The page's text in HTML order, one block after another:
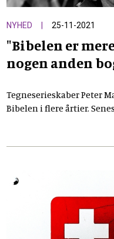
NYHED 25-11-2021
"Bibelen er
nogen anden
Tegneserieskaber Peter
Bibelen i flere årtier.